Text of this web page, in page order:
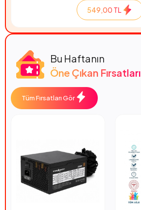
549,00 TL
Bu Haftanın
Öne Çıkan Fırsatları
Tüm Fırsatları Gör